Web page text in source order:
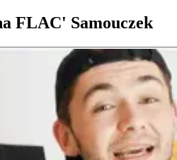
FLAC' Samouczek